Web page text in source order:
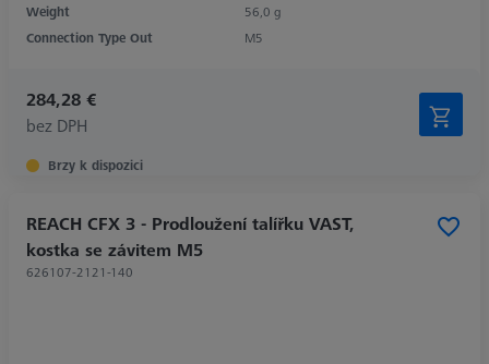
Weight
56,0 g
Connection Type Out
M5
284,28 €
bez DPH
Brzy k dispozici
REACH CFX 3 - Prodloužení talířku VAST,
kostka se závitem M5
626107-2121-140